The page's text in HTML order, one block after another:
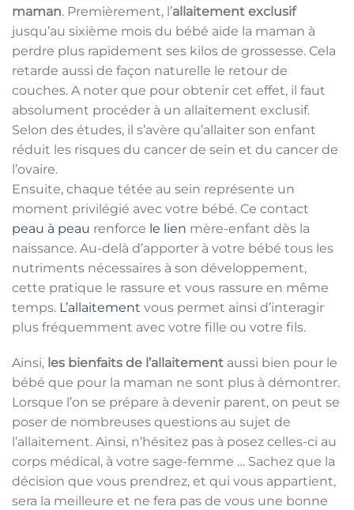
maman. Premièrement, l’allaitement exclusif
jusqu’au sixième mois du bébé aide la maman à
perdre plus rapidement ses kilos de grossesse. Cela
retarde aussi de façon naturelle le retour de
couches. A noter que pour obtenir cet effet, il faut
absolument procéder à un allaitement exclusif.
Selon des études, il s’avère qu’allaiter son enfant
réduit les risques du cancer de sein et du cancer de
l’ovaire.
Ensuite, chaque tétée au sein représente un
moment privilégié avec votre bébé. Ce contact
peau à peau renforce le lien mère-enfant dès la
naissance. Au-delà d’apporter à votre bébé tous les
nutriments nécessaires à son développement,
cette pratique le rassure et vous rassure en même
temps. L’allaitement vous permet ainsi d’interagir
plus fréquemment avec votre fille ou votre fils.
Ainsi, les bienfaits de l’allaitement aussi bien pour le
bébé que pour la maman ne sont plus à démontrer.
Lorsque l’on se prépare à devenir parent, on peut se
poser de nombreuses questions au sujet de
l’allaitement. Ainsi, n’hésitez pas à posez celles-ci au
corps médical, à votre sage-femme … Sachez que la
décision que vous prendrez, et qui vous appartient,
sera la meilleure et ne fera pas de vous une bonne